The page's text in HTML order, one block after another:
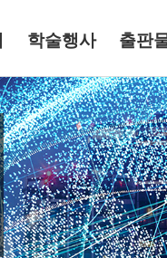
학술행사 출판